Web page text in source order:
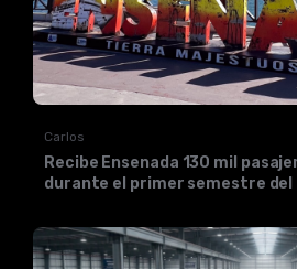
Carlos
Recibe Ensenada 130 mil
durante el primer semestre del